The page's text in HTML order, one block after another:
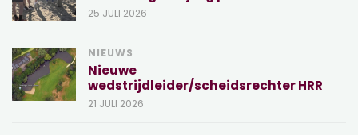
25 JULI 2026
NIEUWS
Nieuwe
wedstrijdleider/scheidsrechter HRR
21 JULI 2026